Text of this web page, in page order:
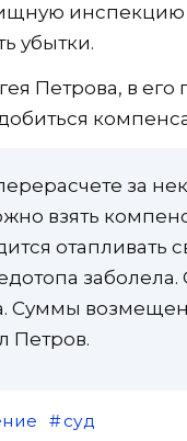
инспекцию
убытки.
Петрова, в его
за
взять
отапливать
Суммы
Петров.
суд